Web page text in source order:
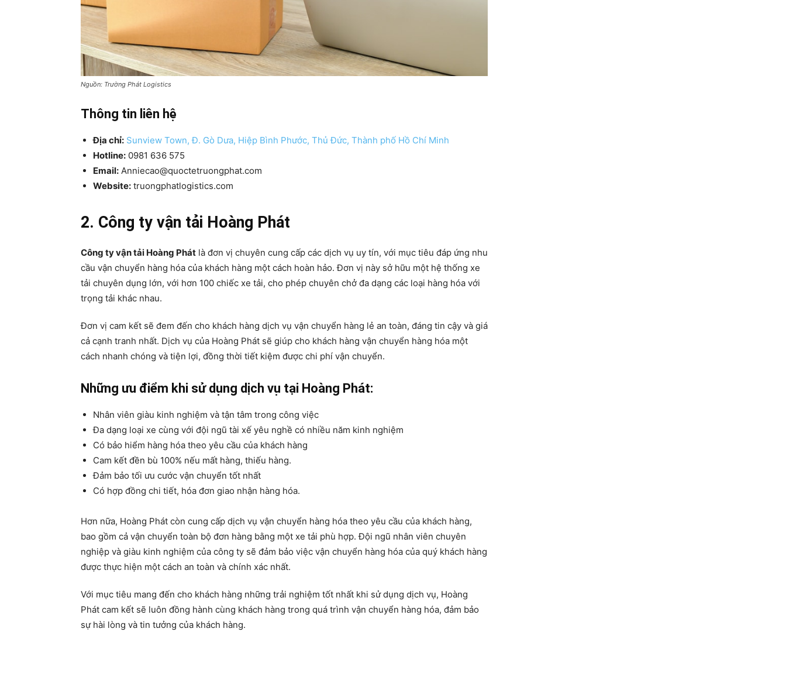
Nguồn: Trường Phát Logistics
Thông tin liên hệ
Địa chỉ: Sunview Town, Đ. Gò Dưa, Hiệp Bình Phước, Thủ Đức, Thành phố Hồ Chí Minh
Hotline: 0981 636 575
Email: Anniecao@quoctetruongphat.com
Website: truongphatlogistics.com
2. Công ty vận tải Hoàng Phát
Công ty vận tải Hoàng Phát là đơn vị chuyên cung cấp các dịch vụ uy tín, với mục tiêu đáp ứng nhu
cầu vận chuyển hàng hóa của khách hàng một cách hoàn hảo. Đơn vị này sở hữu một hệ thống xe
tải chuyên dụng lớn, với hơn 100 chiếc xe tải, cho phép chuyên chở đa dạng các loại hàng hóa với
trọng tải khác nhau.
Đơn vị cam kết sẽ đem đến cho khách hàng dịch vụ vận chuyển hàng lẻ an toàn, đáng tin cậy và giá
cả cạnh tranh nhất. Dịch vụ của Hoàng Phát sẽ giúp cho khách hàng vận chuyển hàng hóa một
cách nhanh chóng và tiện lợi, đồng thời tiết kiệm được chi phí vận chuyển.
Những ưu điểm khi sử dụng dịch vụ tại Hoàng Phát:
Nhân viên giàu kinh nghiệm và tận tâm trong công việc
Đa dạng loại xe cùng với đội ngũ tài xế yêu nghề có nhiều năm kinh nghiệm
Có bảo hiểm hàng hóa theo yêu cầu của khách hàng
Cam kết đền bù 100% nếu mất hàng, thiếu hàng.
Đảm bảo tối ưu cước vận chuyển tốt nhất
Có hợp đồng chi tiết, hóa đơn giao nhận hàng hóa.
Hơn nữa, Hoàng Phát còn cung cấp dịch vụ vận chuyển hàng hóa theo yêu cầu của khách hàng,
bao gồm cả vận chuyển toàn bộ đơn hàng bằng một xe tải phù hợp. Đội ngũ nhân viên chuyên
nghiệp và giàu kinh nghiệm của công ty sẽ đảm bảo việc vận chuyển hàng hóa của quý khách hàng
được thực hiện một cách an toàn và chính xác nhất.
Với mục tiêu mang đến cho khách hàng những trải nghiệm tốt nhất khi sử dụng dịch vụ, Hoàng
Phát cam kết sẽ luôn đồng hành cùng khách hàng trong quá trình vận chuyển hàng hóa, đảm bảo
sự hài lòng và tin tưởng của khách hàng.